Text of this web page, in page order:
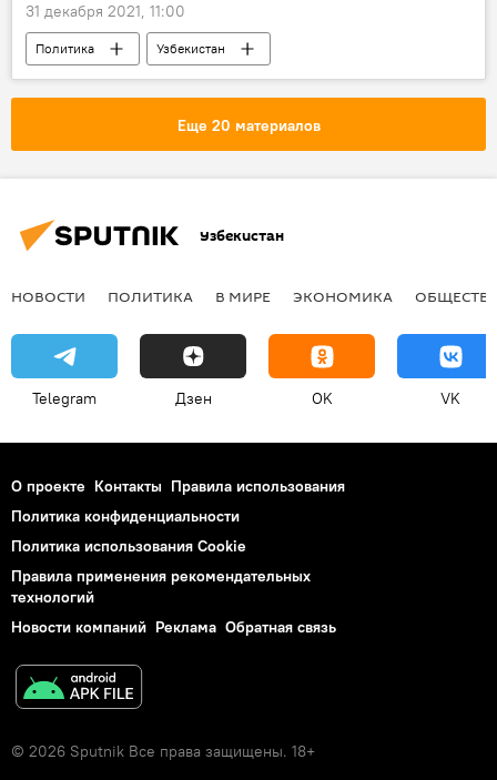
31 декабря 2021, 11:00
Политика
Узбекистан
внешняя политика
Еще 20 материалов
Узбекистан
НОВОСТИ ПОЛИТИКА В МИРЕ ЭКОНОМИКА
Telegram Дзен OK VK
О проекте Контакты Правила использования
Политика конфиденциальности
Политика использования Cookie
Правила применения рекомендательных
технологий
Новости компаний Реклама Обратная связь
© 2026 Sputnik Все права защищены. 18+